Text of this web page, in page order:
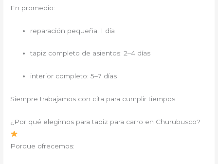
En promedio:
reparación pequeña: 1 día
tapiz completo de asientos: 2–4 días
interior completo: 5–7 días
Siempre trabajamos con cita para cumplir tiempos.
¿Por qué elegirnos para tapiz para carro en Churubusco?
Porque ofrecemos: